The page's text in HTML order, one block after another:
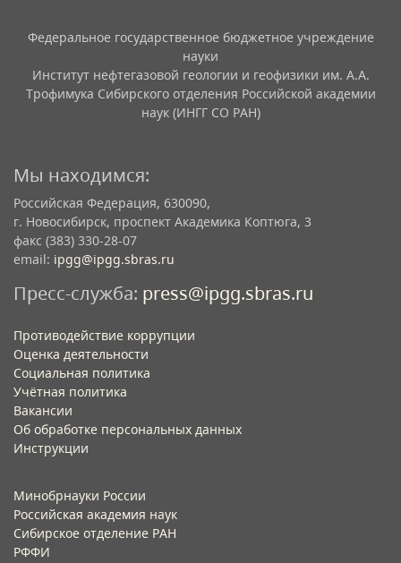
Федеральное государственное бюджетное учреждение
науки
Институт нефтегазовой геологии и геофизики им. А.А.
Трофимука Сибирского отделения Российской академии
наук (ИНГГ СО РАН)
Мы находимся:
Российская Федерация, 630090,
г. Новосибирск, проспект Академика Коптюга, 3
факс (383) 330-28-07
email: ipgg@ipgg.sbras.ru
Пресс-служба: press@ipgg.sbras.ru
Противодействие коррупции
Оценка деятельности
Социальная политика
Учётная политика​
Вакансии​
Об обработке персональных данных​
Инструкции​
Минобрнауки России
Российская академия наук
Сибирское отделение РАН
РФФИ